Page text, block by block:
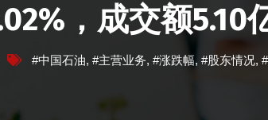
，成交额
#中国石油, #主营业务, #涨跌幅, #股东情况,